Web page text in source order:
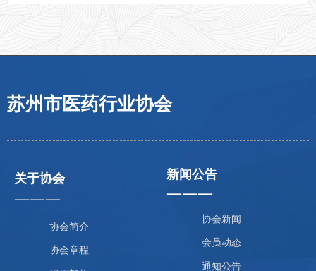
苏州市医药行业协会
关于协会
———
协会简介
协会章程
新闻公告
———
协会新闻
会员动态
通知公告